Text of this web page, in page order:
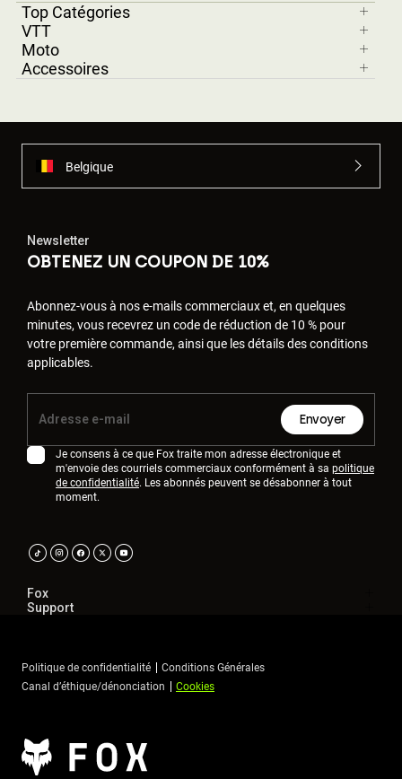
Top Catégories
VTT
Moto
Accessoires
Belgique
Newsletter
OBTENEZ UN COUPON DE 10%
Abonnez-vous à nos e-mails commerciaux et, en quelques
minutes, vous recevrez un code de réduction de 10 % pour
votre première commande, ainsi que les détails des conditions
applicables.
Envoyer
Je consens à ce que Fox traite mon adresse électronique et
m'envoie des courriels commerciaux conformément à sa politique
de confidentialité. Les abonnés peuvent se désabonner à tout
moment.
Fox
Support
Politique de confidentialité
Conditions Générales
Canal d’éthique/dénonciation
Cookies